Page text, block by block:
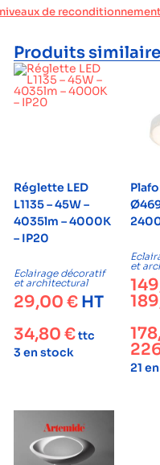
de reconditionnement
Produits
Réglette LED
L1135 – 45W –
4035lm – 4000K
– IP20
Eclairage décoratif
et architectural
29,00 € HT
34,80 €ttc
3 en stock
et
21